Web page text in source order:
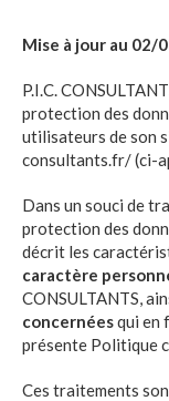
Agrément
CIR
CIR VERT
CRÉDIT
CRÉDIT
Mise à jour au 02/
P.I.C.
protection des
utilisateurs de son
consultants.fr/ (ci-
Dans un souci de
protection des
décrit les
caractère
CONSULTANTS,
concernéesqui en
présente Politique
Ces traitements